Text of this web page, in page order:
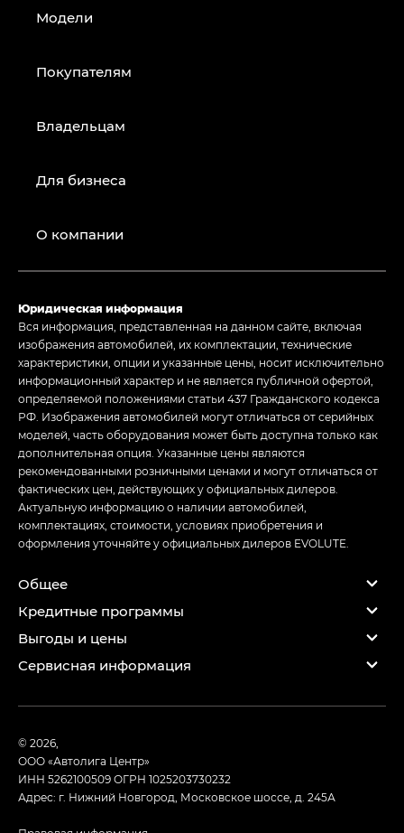
Модели
Покупателям
Владельцам
Для бизнеса
О компании
Юридическая информация
Вся информация, представленная на данном сайте, включая
изображения автомобилей, их комплектации, технические
характеристики, опции и указанные цены, носит исключительно
информационный характер и не является публичной офертой,
определяемой положениями статьи 437 Гражданского кодекса
РФ. Изображения автомобилей могут отличаться от серийных
моделей, часть оборудования может быть доступна только как
дополнительная опция. Указанные цены являются
рекомендованными розничными ценами и могут отличаться от
фактических цен, действующих у официальных дилеров.
Актуальную информацию о наличии автомобилей,
комплектациях, стоимости, условиях приобретения и
оформления уточняйте у официальных дилеров EVOLUTE.
Общее
Кредитные программы
Выгоды и цены
Сервисная информация
© 2026,
ООО «Автолига Центр»
ИНН 5262100509ОГРН 1025203730232
Адрес: г. Нижний Новгород, Московское шоссе, д. 245А